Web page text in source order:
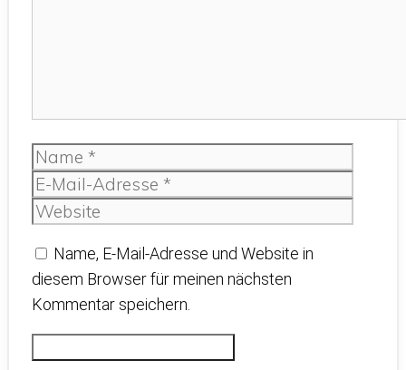
Name
Name, E-Mail-Adresse und Website in
diesem Browser für meinen nächsten
Kommentar speichern.